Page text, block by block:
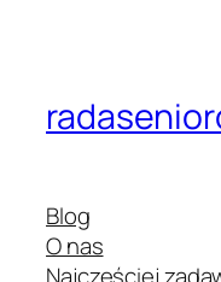
Blog
O nas
Najczęściej